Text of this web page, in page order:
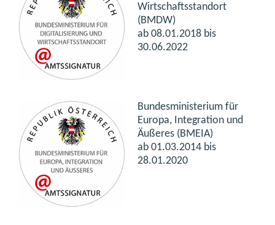
Wirtschaftsstandort
(BMDW)
ab 08.01.2018 bis
30.06.2022
Bundesministerium für
Europa, Integration und
Äußeres (BMEIA)
ab 01.03.2014 bis
28.01.2020